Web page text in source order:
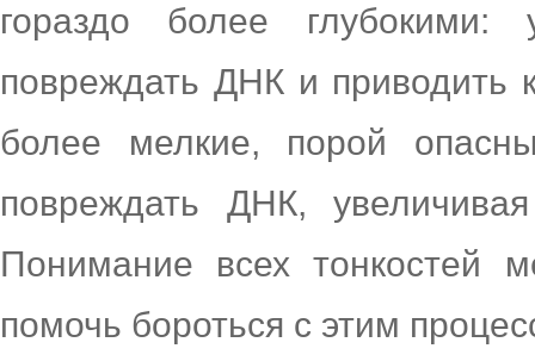
гораздо более глубокими:
повреждать ДНК и приводить
более мелкие, порой
повреждать ДНК,
Понимание всех тонкостей
помочь бороться с этим